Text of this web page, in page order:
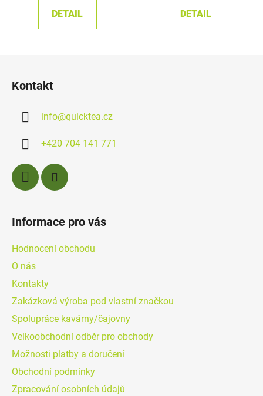
z
DETAIL DETAIL
Kontakt
info@quicktea.cz
+420 704 141 771
Informace pro vás
Hodnocení obchodu
O nás
Kontakty
Zakázková výroba pod vlastní značkou
Spolupráce kavárny/čajovny
Velkoobchodní odběr pro obchody
Možnosti platby a doručení
Obchodní podmínky
Zpracování osobních údajů